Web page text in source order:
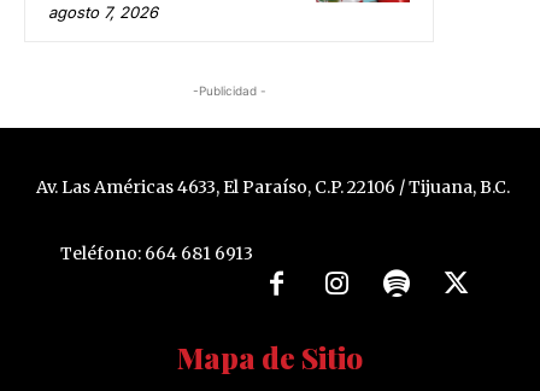
agosto 7, 2026
-Publicidad -
Av. Las Américas 4633, El Paraíso, C.P. 22106 / Tijuana, B.C.
Teléfono: 664 681 6913
Mapa de Sitio